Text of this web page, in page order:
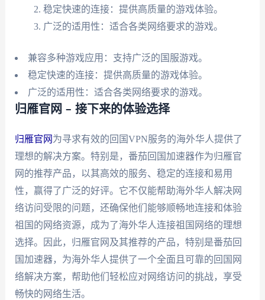
稳定快速的连接：提供高质量的游戏体验。
广泛的适用性：适合各类网络要求的游戏。
兼容多种游戏应用：支持广泛的国服游戏。
稳定快速的连接：提供高质量的游戏体验。
广泛的适用性：适合各类网络要求的游戏。
归雁官网 – 接下来的体验选择
归雁官网 为寻求有效的回国VPN服务的海外华人提供了
理想的解决方案。特别是，番茄回国加速器作为归雁官
网的推荐产品，以其高效的服务、稳定的连接和易用
性，赢得了广泛的好评。它不仅能帮助海外华人解决网
络访问受限的问题，还确保他们能够顺畅地连接和体验
祖国的网络资源，成为了海外华人连接祖国网络的理想
选择。因此，归雁官网及其推荐的产品，特别是番茄回
国加速器，为海外华人提供了一个全面且可靠的回国网
络解决方案，帮助他们轻松应对网络访问的挑战，享受
畅快的网络生活。